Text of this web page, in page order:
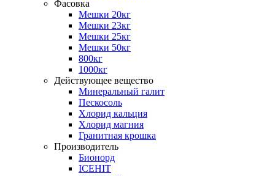
Фасовка
Мешки 20кг
Мешки 23кг
Мешки 25кг
Мешки 50кг
800кг
1000кг
Действующее вещество
Минеральный галит
Пескосоль
Хлорид кальция
Хлорид магния
Гранитная крошка
Производитель
Бионорд
ICEHIT